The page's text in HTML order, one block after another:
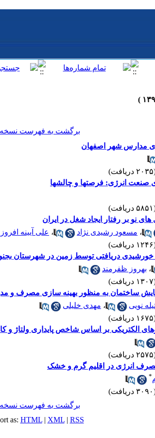
برگشت به فهرست نسخه
مدارس شهر اصفهان
صنعت انرژی: فرصتها و چالشها
نو بر رفتار ایجاد شغل در ایران
، مسعود رشیدی نژاد ، علی آیینه افروز
خورشیدی دریافتی توسط زمین در شهرستان
، بهروز ظفرمند
ساختمان به منظور بهینه سازی مصرف و
نویی ، مهدی خلیلی
الکتریکی بر اساس شاخص پایداری ولتاژ و
مصرف انرژی در اقلیم گرم و خشک
*
برگشت به فهرست نسخه
as: HTML| XML| RSS